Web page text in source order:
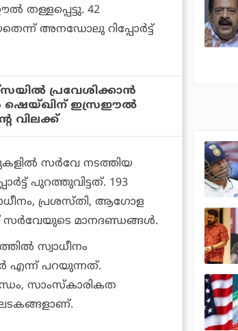
തള്ളപ്പെട്ടു. 42
അനഡോലു റിപ്പോർട്ട്
പ്രവേശിക്കാന്‍
ഷെയ്ഖിന് ഇസ്രഈല്‍
വിലക്ക്
സര്‍വേ നടത്തിയ
പുറത്തുവിട്ടത്. 193
പ്രശസ്തി, ആഗോള
സര്‍വേയുടെ മാനദണ്ഡങ്ങള്‍.
സ്വാധീനം
എന്ന് പറയുന്നത്.
സാംസ്‌കാരികത
ഘടകങ്ങളാണ്.